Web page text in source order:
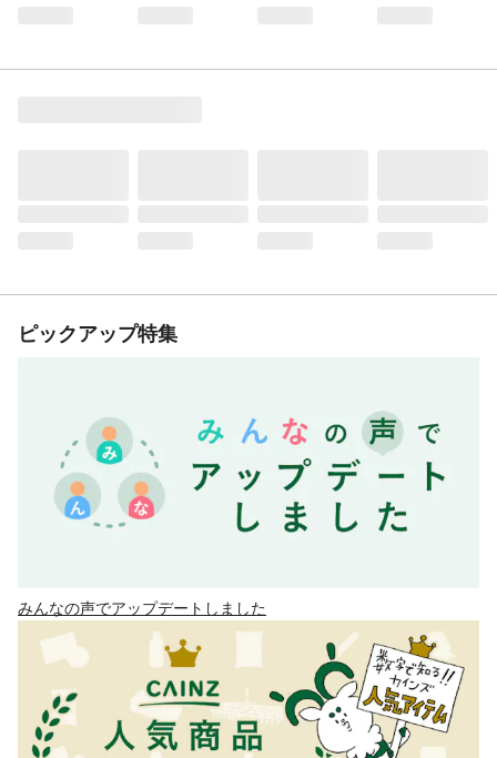
ピックアップ特集
みんなの声でアップデートしました